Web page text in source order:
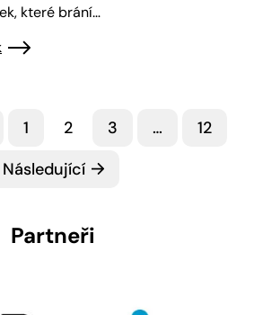
které brání…
1 2 3 …
12
Následující
Partneři